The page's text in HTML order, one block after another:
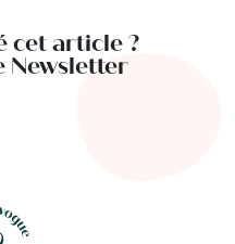
cet article ?
Newsletter